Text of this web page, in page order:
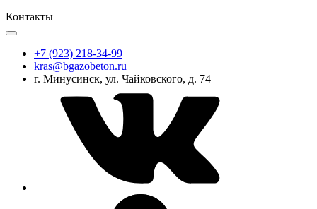
Контакты
+7 (923) 218-34-99
kras@bgazobeton.ru
г. Минусинск, ул. Чайковского, д. 74